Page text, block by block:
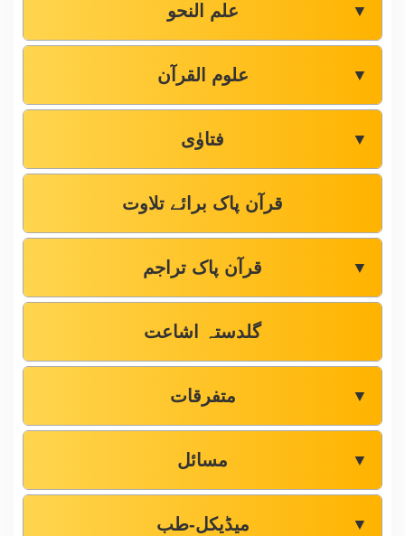
علم النحو ▼
علوم القرآن ▼
فتاوٰی ▼
قرآن پاک برائے تلاوت
قرآن پاک تراجم ▼
گلدستہ اشاعت
متفرقات ▼
مسائل ▼
میڈیکل-طب ▼